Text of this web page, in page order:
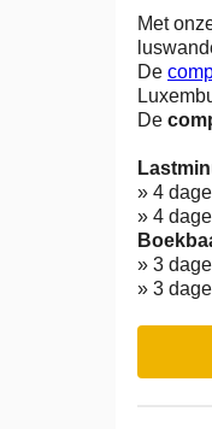
Met
De
De
» 4
» 4
» 3
» 3